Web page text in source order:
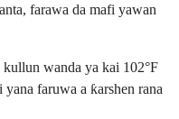
farawa da mafi yawan
kullun wanda ya kai 102°F
faruwa a ƙarshen rana